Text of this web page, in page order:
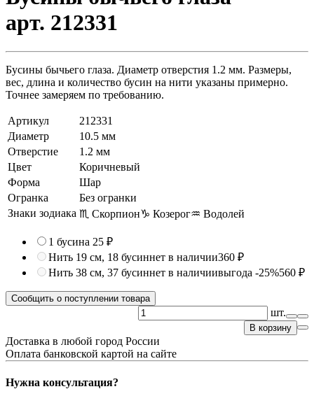
арт. 212331
Бусины бычьего глаза. Диаметр отверстия 1.2 мм. Размеры,
вес, длина и количество бусин на нити указаны примерно.
Точнее замеряем по требованию.
Артикул
212331
Диаметр
10.5 мм
Отверстие
1.2 мм
Цвет
Коричневый
Форма
Шар
Огранка
Без огранки
Знаки зодиака ♏ Скорпион♑ Козерог♒ Водолей
1 бусина 25 ₽
Нить 19 см, 18 бусиннет в наличии360 ₽
Нить 38 см, 37 бусиннет в наличиивыгода -25%560 ₽
Сообщить о поступлении товара
шт.
В корзину
Доставка в любой город России
Оплата банковской картой на сайте
Нужна консультация?